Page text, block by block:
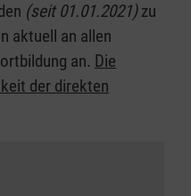
(seit 01.01.2021)zu
aktuell an allen
an. Die
der direkten